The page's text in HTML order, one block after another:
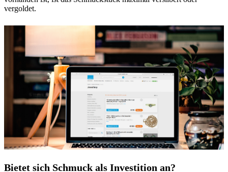
vergoldet.
Bietet sich Schmuck als Investition an?